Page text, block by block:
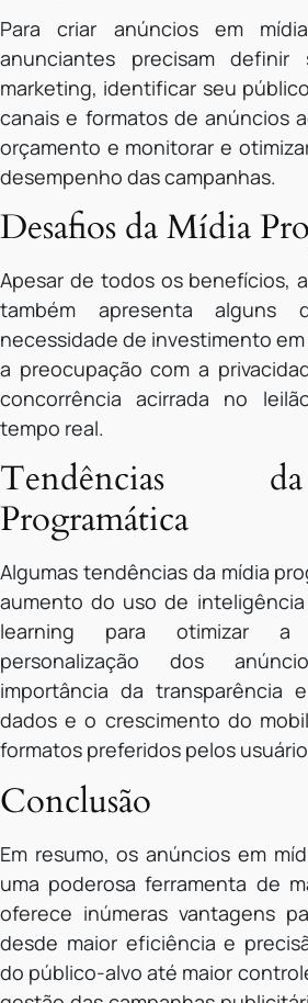
Para criar anúncios em
anunciantes precisam
marketing, identificar seu
canais e formatos de anúncios
orçamento e monitorar e
desempenho das campanhas.
Desafios da Mídia
Apesar de todos os benefícios,
também apresenta alguns
necessidade de investimento
a preocupação com a
concorrência acirrada no
tempo real.
Tendências
Programática
Algumas tendências da mídia
aumento do uso de
learning para otimizar a
personalização dos
importância da transparência
dados e o crescimento do
formatos preferidos pelos
Conclusão
Em resumo, os anúncios em
uma poderosa ferramenta de
oferece inúmeras vantagens
desde maior eficiência e
do público-alvo até maior